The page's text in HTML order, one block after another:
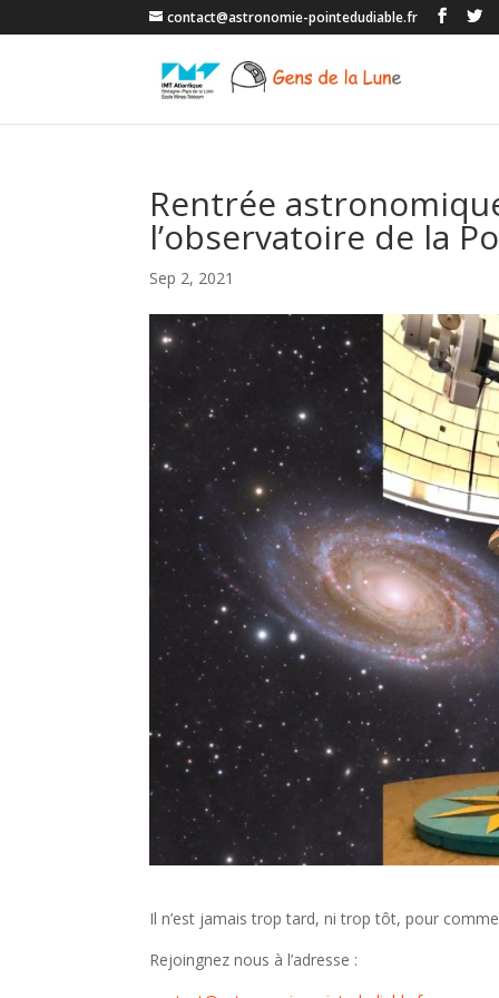
contact@astronomie-pointedudiable.fr
Rentrée
l’observatoire de la
Sep 2, 2021
Il n’est jamais trop tard, ni trop tôt, pour
Rejoingnez nous à l’adresse :